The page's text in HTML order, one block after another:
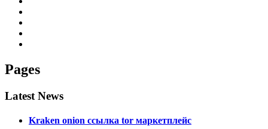
Pages
Latest News
Kraken onion ссылка tor маркетплейс